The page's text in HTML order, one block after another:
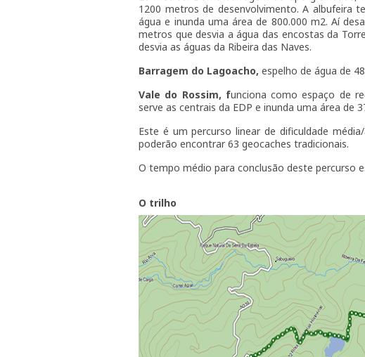
1200 metros de desenvolvimento. A albufeira
água e inunda uma área de 800.000 m2. Aí
metros que desvia a água das encostas da
desvia as águas da Ribeira das Naves.
Barragem do Lagoacho, espelho de água de
Vale do Rossim, funciona como espaço de
serve as centrais da EDP e inunda uma área de
Este é um percurso linear de dificuldade
poderão encontrar 63 geocaches tradicionais.
O tempo médio para conclusão deste percurso
O trilho